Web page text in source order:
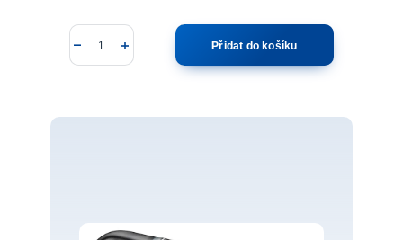
Přidat do košíku